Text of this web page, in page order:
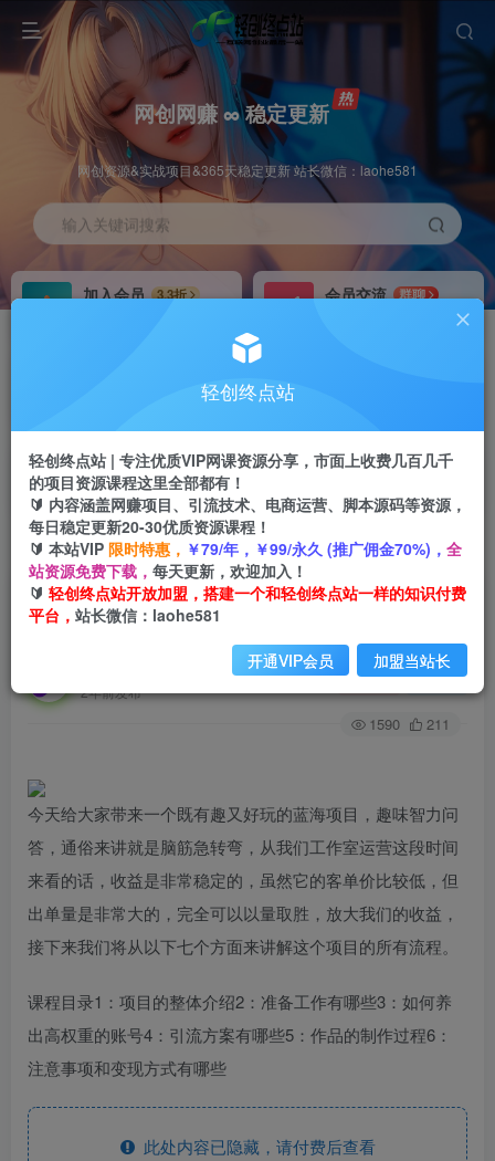
网创网赚 ∞ 稳定更新
网创资源&实战项目&365天稳定更新 站长微信：laohe581
输入关键词搜索
加入会员
3.3折
会员交流
群聊
首页 创业课程 会员专属 正文
（7410期）有趣好玩的蓝海项目，趣味智力问
答，收益稳定，虽然客单价低，但出单量大
2年前发布
关注 私信
1590 211
今天给大家带来一个既有趣又好玩的蓝海项目，趣味智力问
答，通俗来讲就是脑筋急转弯，从我们工作室运营这段时间
来看的话，收益是非常稳定的，虽然它的客单价比较低，但
出单量是非常大的，完全可以以量取胜，放大我们的收益，
接下来我们将从以下七个方面来讲解这个项目的所有流程。
课程目录1：项目的整体介绍2：准备工作有哪些3：如何养
出高权重的账号4：引流方案有哪些5：作品的制作过程6：
注意事项和变现方式有哪些
此处内容已隐藏，请付费后查看
轻创终点站
轻创终点站 | 专注优质VIP网课资源分享，市面上收费几百几千
的项目资源课程这里全部都有！
🔰 内容涵盖网赚项目、引流技术、电商运营、脚本源码等资源，
每日稳定更新20-30优质资源课程！
🔰 本站VIP 限时特惠， ￥79/年，￥99/永久 (推广佣金70%)， 全
站资源免费下载， 每天更新，欢迎加入！
🔰 轻创终点站开放加盟，搭建一个和轻创终点站一样的知识付费
平台， 站长微信：laohe581
开通VIP会员 加盟当站长